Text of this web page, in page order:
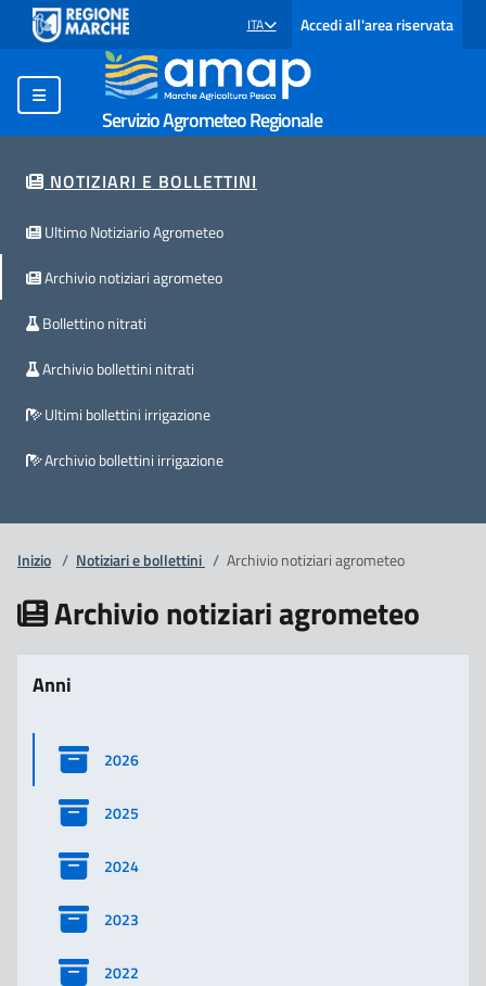
SELEZIONE LINGUA: LINGUA SELEZIONATA
ITA Accedi all'area riservata
Servizio Agrometeo Regionale
NOTIZIARI E BOLLETTINI
Ultimo Notiziario Agrometeo
Archivio notiziari agrometeo
Bollettino nitrati
Archivio bollettini nitrati
Ultimi bollettini irrigazione
Archivio bollettini irrigazione
Inizio / Notiziari e bollettini / Archivio notiziari agrometeo
Archivio notiziari agrometeo
Anni
2026
2025
2024
2023
2022